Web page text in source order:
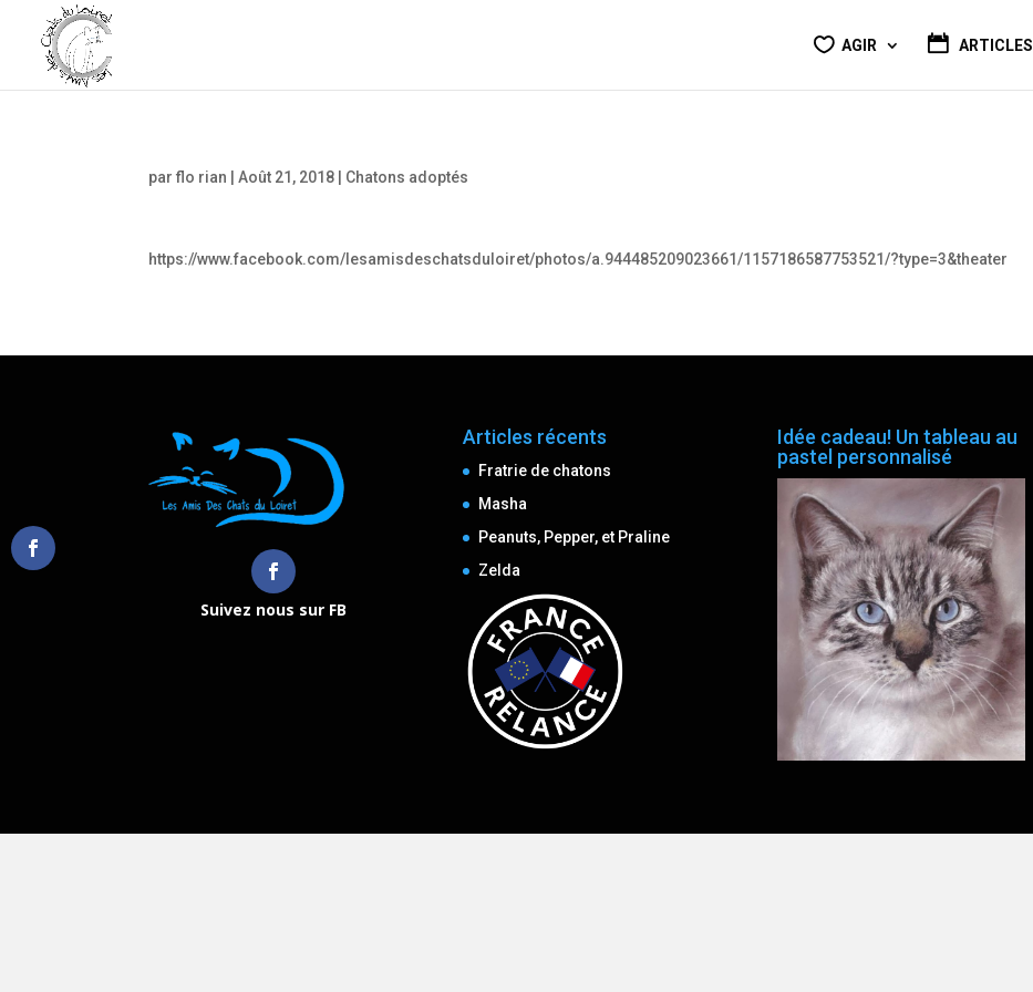
AGIR ARTICLES
parflo rian |Août 21, 2018 Chatons adoptés
https://www.facebook.com/lesamisdeschatsduloiret/photos/a.944485209023661/1157186587753521/?type=3&theater
Suivez nous sur FB
Articles récents
Fratrie de chatons
Masha
Peanuts, Pepper, et Praline
Zelda
Idée cadeau! Un tableau au
pastel personnalisé